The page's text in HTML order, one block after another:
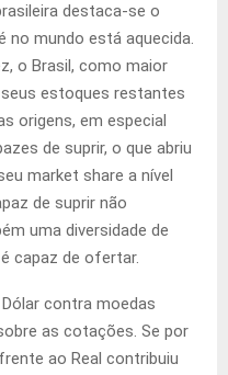
destaca-se o
no mundo está aquecida.
o Brasil, como maior
estoques restantes
origens, em especial
de suprir, o que abriu
market share a nível
de suprir não
uma diversidade de
capaz de ofertar.
contra moedas
as cotações. Se por
ao Real contribuiu